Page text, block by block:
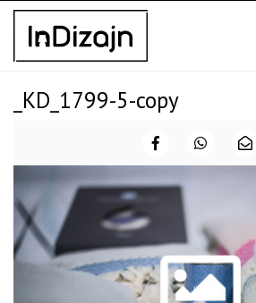
Skip
content
_KD_1799-5-copy